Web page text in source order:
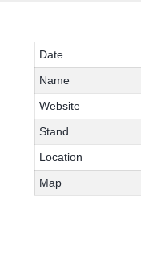
Date
Name
Website
Stand
Location
Map